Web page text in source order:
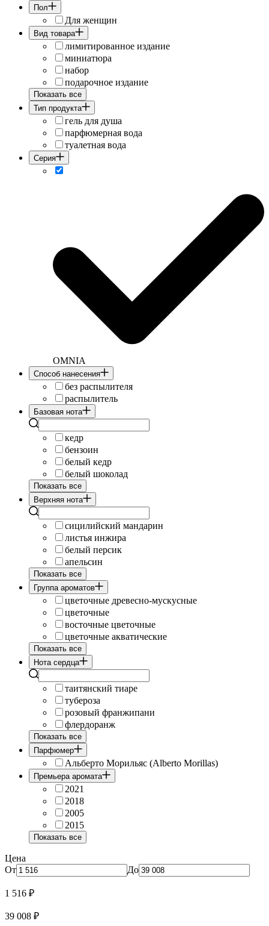
Пол
Для женщин
Вид товара
лимитированное издание
миниатюра
набор
подарочное издание
Показать все
Тип продукта
гель для душа
парфюмерная вода
туалетная вода
Серия
OMNIA
Cпособ нанесения
без распылителя
распылитель
Базовая нота
кедр
бензоин
белый кедр
белый шоколад
Показать все
Верхняя нота
сицилийский мандарин
листья инжира
белый персик
апельсин
Показать все
Группа ароматов
цветочные древесно-мускусные
цветочные
восточные цветочные
цветочные акватические
Показать все
Нота сердца
таитянский тиаре
тубероза
розовый франжипани
флердоранж
Показать все
Парфюмер
Альберто Морильяс (Alberto Morillas)
Премьера аромата
2021
2018
2005
2015
Показать все
Цена
От
До
1 516 ₽
39 008 ₽